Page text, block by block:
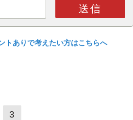
送信
トありで考えたい方はこちらへ
3